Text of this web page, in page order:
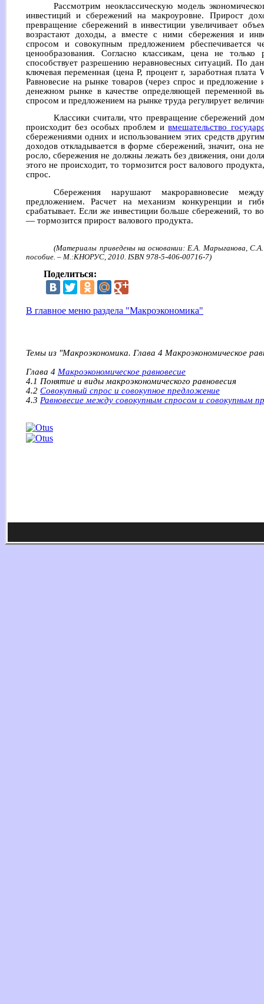
Рассмотрим неоклассическую модель
инвестиций и сбережений на макроуровне. Прирост
превращение сбережений в инвестиции увеличивает
возрастают доходы, а вместе с ними сбережения и
спросом и совокупным предложением рбеспечивается
ценообразования. Согласно классикам, цена не только
способствует разрешению неравновесных ситуаций. По
ключевая переменная (цена Р, процент r, заработная
Равновесие на рынке товаров (через спрос и
денежном рынке в качестве определяющей переменной
спросом и предложением на рынке труда регулирует
Классики считали, что превращение сбережений
происходит без особых проблем ивмешательство
сбережениями одних и использованием этих средств
доходов откладывается в форме сбережений, значит, она
росло, сбережения не должны лежать без движения, они
этого не происходит, то тормозится рост валового
спрос.
Сбережения нарушают макроравновесие
предложением. Расчет на механизм конкуренции и
срабатывает. Если же инвестиции больше сбережений, то
— тормозится прирост валового продукта.
(Материалы приведены на основании: Е.А. Марыганова,
пособие. – М.:КНОРУС, 2010. ISBN 978-5-406-00716-7)
Поделиться:
В главное меню раздела "Макроэкономика"
Темы из "Макроэкономика. Глава 4 Макроэкономическое
Глава 4 Макроэкономическое равновесие
4.1 Понятие и виды макроэкономического равновесия
4.2 Совокупный спрос и совокупное предложение
4.3 Равновесие между совокупным спросом и совокупным